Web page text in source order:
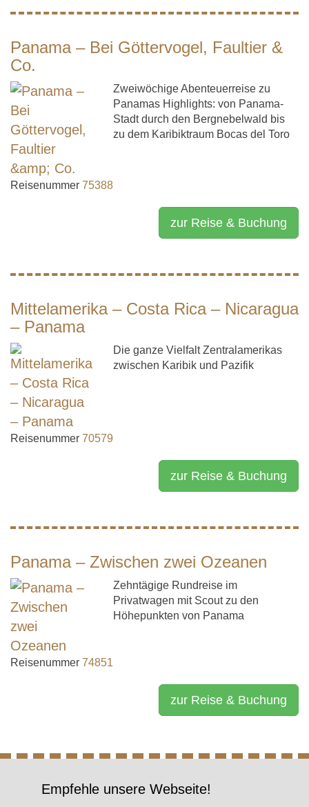
Panama – Bei Göttervogel, Faultier &
Co.
Zweiwöchige Abenteuerreise zu
Panamas Highlights: von Panama-
Stadt durch den Bergnebelwald bis
zu dem Karibiktraum Bocas del Toro
Reisenummer 75388
zur Reise & Buchung
Mittelamerika – Costa Rica – Nicaragua
– Panama
Die ganze Vielfalt Zentralamerikas
zwischen Karibik und Pazifik
Reisenummer 70579
zur Reise & Buchung
Panama – Zwischen zwei Ozeanen
Zehntägige Rundreise im
Privatwagen mit Scout zu den
Höhepunkten von Panama
Reisenummer 74851
zur Reise & Buchung
Empfehle unsere Webseite!